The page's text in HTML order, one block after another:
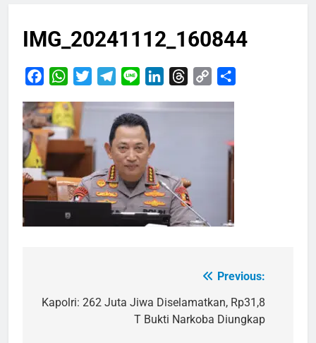
IMG_20241112_160844
FacebookWhatsApp
TwitterTelegram
Line LinkedInThreads
Copy
pos
Previous:
Kapolri: 262 Juta Jiwa Diselamatkan, Rp31,8
T Bukti Narkoba Diungkap